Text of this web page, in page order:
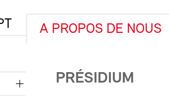
A PROPOS DE NOUS
PRÉSIDIUM